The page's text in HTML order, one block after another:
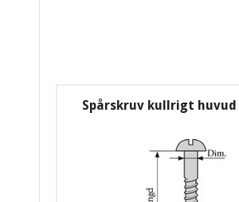
Spårskruv kullrigt huvud